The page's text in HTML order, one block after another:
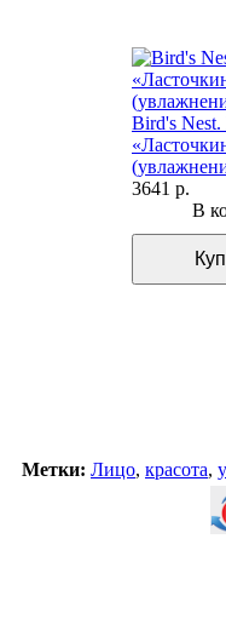
Bird's
3641 р.
В
Метки: Лицо, красота,